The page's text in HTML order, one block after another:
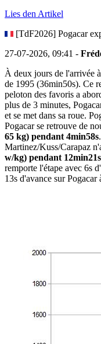
Lies den Artikel
[TdF2026] Pogacar
27-07-2026, 09:41 -
À deux jours de l'arrivée
de 1995 (36min50s). Ce
peloton des favoris a
plus de 3 minutes,
et se met dans sa roue.
Pogacar se retrouve de
65 kg) pendant 4min58s
Martinez/Kuss/Carapaz
w/kg) pendant 12min21s
remporte l'étape avec 6s
13s d'avance sur